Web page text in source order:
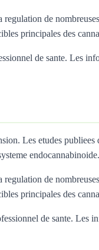
de
principales des
de sante. Les
Les etudes publiees
endocannabinoide.
de
principales des
de sante. Les